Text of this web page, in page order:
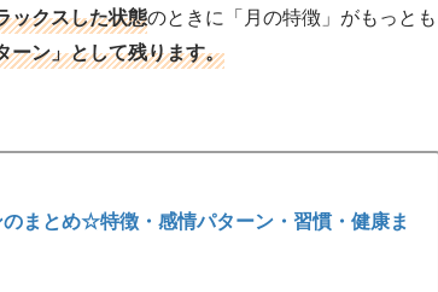
ックスした状態のときに「月の特徴」がもっとも
ーン」として残ります。
のまとめ☆特徴・感情パターン・習慣・健康ま